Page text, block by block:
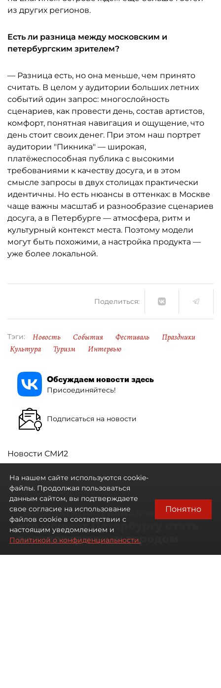
из других регионов.
Есть ли разница между московским и
петербургским зрителем?
— Разница есть, но она меньше, чем принято
считать. В целом у аудитории больших летних
событий один запрос: многослойность
сценариев, как провести день, состав артистов,
комфорт, понятная навигация и ощущение, что
день стоит своих денег. При этом наш портрет
аудитории "Пикника" — широкая,
платёжеспособная публика с высокими
требованиями к качеству досуга, и в этом
смысле запросы в двух столицах практически
идентичны. Но есть нюансы в оттенках: в Москве
чаще важны масштаб и разнообразие сценариев
досуга, а в Петербурге — атмосфера, ритм и
культурный контекст места. Поэтому модели
могут быть похожими, а настройка продукта —
уже более локальной.
Поделиться:
Тэги: Новость События Фестиваль
Праздники
Культура
Туризм Интервью
Обсуждаем новости здесь
Присоединяйтесь!
Подписаться на новости
Новости СМИ2
"Безальтернативная модель":
что мешает Петербургу стать
полицентричным городом
На нашем сайте используются cookie-
файлы. Продолжая пользоваться
данным сайтом, вы подтверждаете
свое согласие на использование
файлов cookie в соответствии с
настоящим уведомлением и
Политикой о конфиденциальности.
Понятно